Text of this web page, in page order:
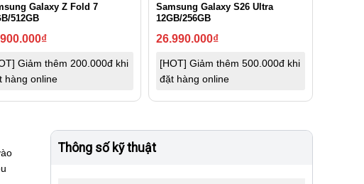
Galaxy Z Fold 7
512GB
₫
Giảm thêm 200.000đ khi
hàng online
Samsung Galaxy S26 Ultra
12GB/256GB
26.990.000₫
[HOT] Giảm thêm 500.000đ khi
đặt hàng online
Thông số kỹ thuật